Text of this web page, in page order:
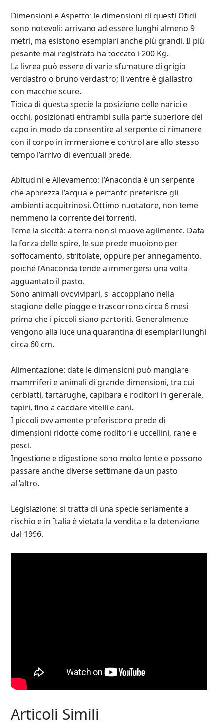
Dimensioni e Aspetto: le dimensioni di questi Ofidi
sono notevoli: arrivano ad essere lunghi almeno 9
metri, ma esistono esemplari anche più grandi. Il più
pesante mai registrato ha toccato i 200 Kg.
La livrea può essere di varie sfumature di grigio
verdastro o bruno verdastro; il ventre è giallastro
con macchie scure.
Tipica di questa specie la posizione delle narici e
occhi, posizionati entrambi sulla parte superiore del
capo in modo da consentire al serpente di rimanere
con il corpo in immersione e controllare allo stesso
tempo l’arrivo di eventuali prede.
Abitudini e Allevamento: l’Anaconda è un serpente
che apprezza l’acqua e pertanto preferisce gli
ambienti acquitrinosi. Ottimo nuotatore, non teme
nemmeno la corrente dei torrenti.
Teme la siccità: a terra non si muove agilmente. Data
la forza delle spire, le sue prede muoiono per
soffocamento, stritolate, oppure per annegamento,
poiché l’Anaconda tende a immergersi una volta
agguantato il pasto.
Sono animali ovovivipari, si accoppiano nella
stagione delle piogge e trascorrono circa 6 mesi
prima che i piccoli siano partoriti. Generalmente
vengono alla luce una quarantina di esemplari lunghi
circa 60 cm.
Alimentazione: date le dimensioni può mangiare
mammiferi e animali di grande dimensioni, tra cui
cerbiatti, tartarughe, capibara e roditori in generale,
tapiri, fino a cacciare vitelli e cani.
I piccoli ovviamente preferiscono prede di
dimensioni ridotte come roditori e uccellini, rane e
pesci.
Ingestione e digestione sono molto lente e possono
passare anche diverse settimane da un pasto
all’altro.
Legislazione: si tratta di una specie seriamente a
rischio e in Italia è vietata la vendita e la detenzione
dal 1996.
Articoli Simili